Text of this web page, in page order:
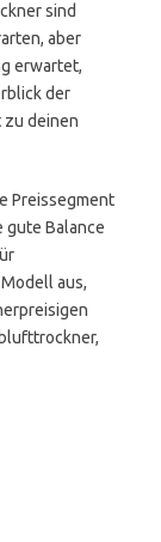
sind
aber
erwartet,
der
zu deinen
Preissegment
gute Balance
aus,